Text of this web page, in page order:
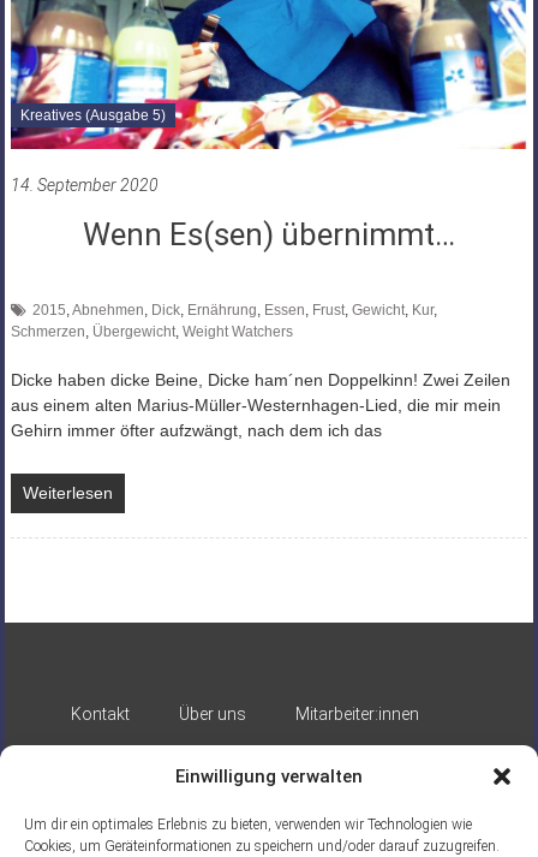
Einwilligung verwalten
Um dir ein optimales Erlebnis zu bieten, verwenden wir Technologien wie
Cookies, um Geräteinformationen zu speichern und/oder darauf zuzugreifen.
Kreatives (Ausgabe 5)
14. September 2020
Wenn Es(sen) übernimmt…
2015,Abnehmen, Dick, Ernährung, Essen, Frust, Gewicht, Kur,
Schmerzen, Übergewicht, Weight Watchers
Dicke haben dicke Beine, Dicke ham´nen Doppelkinn! Zwei Zeilen
aus einem alten Marius-Müller-Westernhagen-Lied, die mir mein
Gehirn immer öfter aufzwängt, nach dem ich das
Weiterlesen
Kontakt Über uns
Mitarbeiter:innen